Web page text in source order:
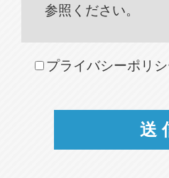
参照ください。
プライバシーポリ